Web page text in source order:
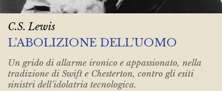
C.S. Lewis
L’ABOLIZIONE DELL’UOMO
Un grido di allarme ironico e appassionato, nella
tradizione di Swift e Chesterton, contro gli esiti
sinistri dell’idolatria tecnologica.